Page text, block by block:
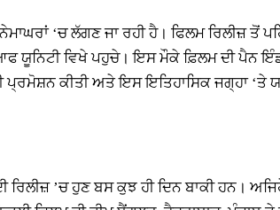
‘ਚ ਲੱਗਣ ਜਾ ਰਹੀ ਹੈ। ਫਿਲਮ ਰਿਲੀਜ਼ ਤੋਂ
ਯੂਨਿਟੀ ਵਿਖੇ ਪਹੁਚੇ। ਇਸ ਮੌਕੇ ਫ਼ਿਲਮ ਦੀ ਪੈਨ
ਕੀਤੀ ਅਤੇ ਇਸ ਇਤਿਹਾਸਿਕ ਜਗ੍ਹਾ ‘ਤੇ
’ਚ ਹੁਣ ਬਸ ਕੁਝ ਹੀ ਦਿਨ ਬਾਕੀ ਹਨ।